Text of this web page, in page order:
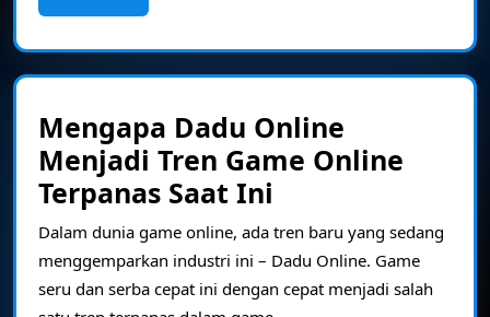
More
Mengapa Dadu Online
Menjadi Tren Game Online
Terpanas Saat Ini
Dadu
Online
Menjadi
Dalam dunia game online, ada tren baru yang sedang
menggemparkan industri ini – Dadu Online. Game
seru dan serba cepat ini dengan cepat menjadi salah